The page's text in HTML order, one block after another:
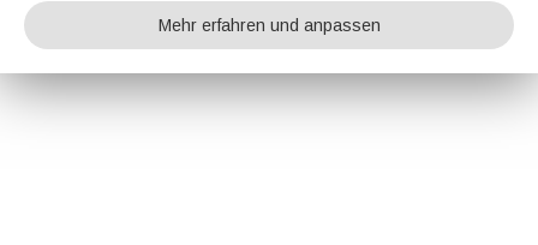
Mehr erfahren und anpassen